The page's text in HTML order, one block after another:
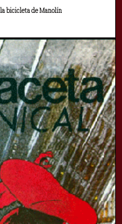
bicicleta de Manolín